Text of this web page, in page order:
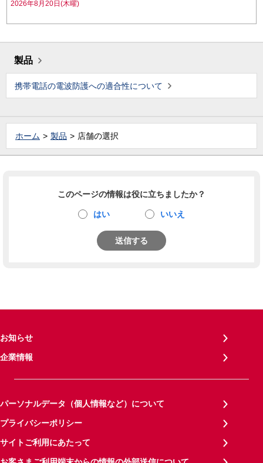
2026年8月20日(木曜)
製品
携帯電話の電波防護への適合性について
ホーム 製品 店舗の選択
このページの情報は役に立ちましたか？
はい いいえ
送信する
お知らせ
企業情報
パーソナルデータ（個人情報など）について
プライバシーポリシー
サイトご利用にあたって